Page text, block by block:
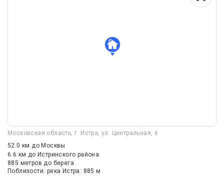
Московская область, г. Истра, ул. Центральная, 6
52.0 кмдо Москвы
6.6 км до Истринского района
885 метров до берега
Поблизости: река Истра: 885 м